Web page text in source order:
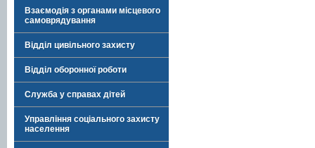
Взаємодія з органами місцевого
самоврядування
Відділ цивільного захисту
Відділ оборонної роботи
Служба у справах дітей
Управління соціального захисту
населення